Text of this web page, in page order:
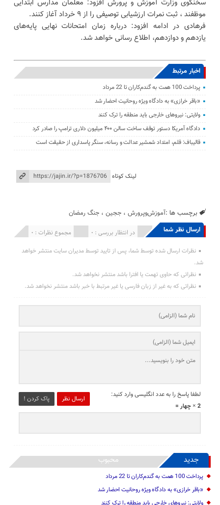
سخنگوی وزارت آموزش و پرورش افزود: معلمان مدارس ابتدایی
موظفند ، ثبت نمرات ارزشیابی توصیفی را از ۹ خرداد آغاز کنند.
فرهادی در ادامه افزود: درباره زمان امتحانات نهایی پایه‌های
یازدهم و دوازدهم، اطلاع رسانی خواهد شد.
اخبار مرتبط
پرداخت 100 همت به گندم‌کاران تا 22 مرداد
«باقر خرازی» به دادگاه ویژه روحانیت احضار شد
ولایتی: نیرو‌های خارجی باید منطقه را ترک کنند
دادگاه آمریکا دستور توقف ساخت سالن ۴۰۰ میلیون دلاری ترامپ را صادر کرد
قالیباف: قلم، امتداد شمشیر عدالت و رسانه، سنگر پاسداری از حقیقت است
لینک کوتاه
برچسب ها :آموزش‌و‌پرورش ،ججین ،جنگ رمضان
ارسال نظر شما مجموع نظرات : 0 در انتظار بررسی : 0 انتشار یافته : 0
نظرات ارسال شده توسط شما، پس از تایید توسط مدیران سایت منتشر خواهد
شد.
نظراتی که حاوی تهمت یا افترا باشد منتشر نخواهد شد.
نظراتی که به غیر از زبان فارسی یا غیر مرتبط با خبر باشد منتشر نخواهد شد.
ارسال نظر پاک کردن !
لطفا پاسخ را به عدد انگلیسی وارد کنید:
2 × چهار =
جدید محبوب
پرداخت 100 همت به گندم‌کاران تا 22 مرداد
«باقر خرازی» به دادگاه ویژه روحانیت احضار شد
ولایتی: نیرو‌های خارجی باید منطقه را ترک کنند